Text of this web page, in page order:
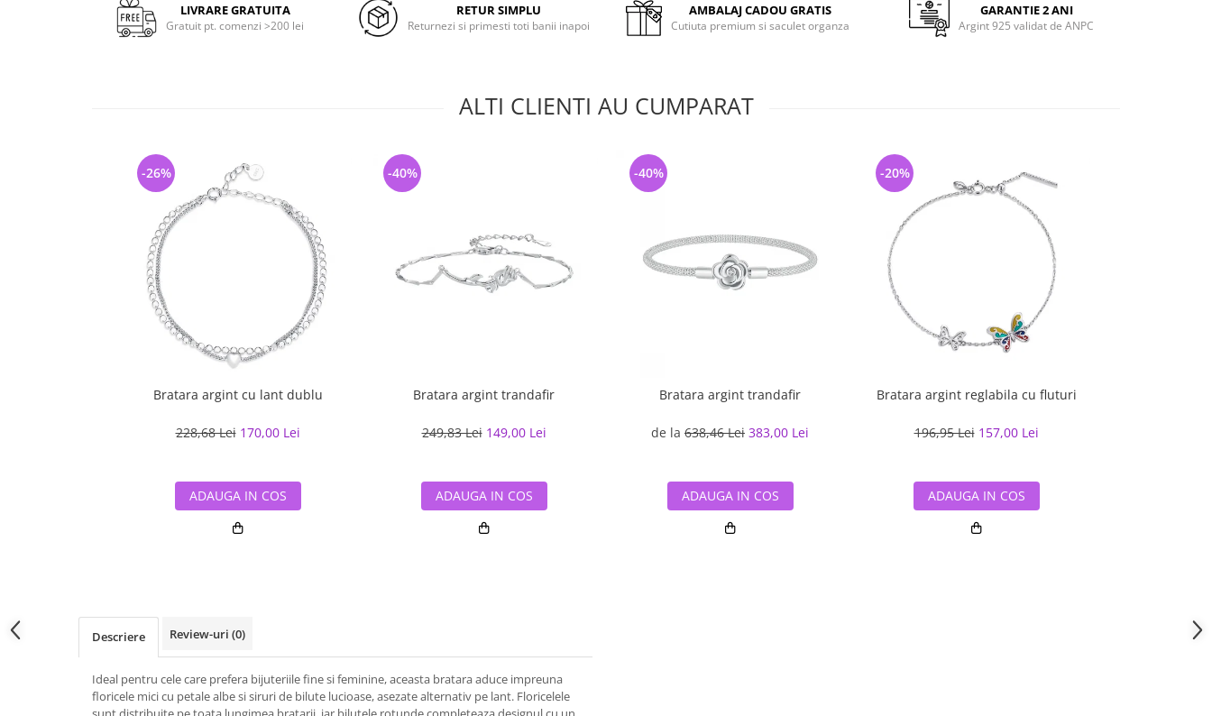
LIVRARE GRATUITA
Gratuit pt. comenzi >200 lei
RETUR SIMPLU
Returnezi si primesti toti banii inapoi
AMBALAJ CADOU GRATIS
Cutiuta premium si saculet organza
GARANTIE 2 ANI
Argint 925 validat de ANPC
ALTI CLIENTI AU CUMPARAT
Bratara argint cu lant dublu
228,68 Lei 170,00 Lei
-26%
ADAUGA IN COS
Bratara argint trandafir
249,83 Lei 149,00 Lei
-40%
ADAUGA IN COS
Bratara argint trandafir
de la 638,46 Lei 383,00 Lei
-40%
ADAUGA IN COS
Bratara argint reglabila cu fluturi
196,95 Lei 157,00 Lei
-20%
ADAUGA IN COS
Descriere Review-uri (0)
Ideal pentru cele care prefera bijuteriile fine si feminine, aceasta bratara aduce impreuna
floricele mici cu petale albe si siruri de bilute lucioase, asezate alternativ pe lant. Floricelele